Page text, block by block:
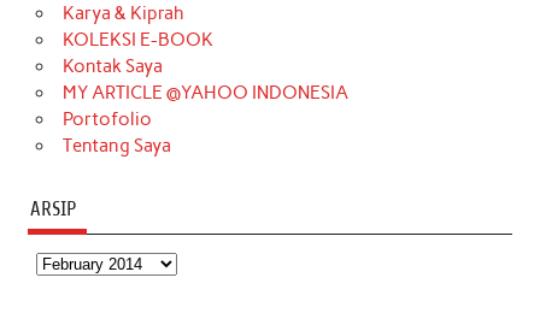
k
a
m
Karya & Kiprah
KOLEKSI E-BOOK
Kontak Saya
MY ARTICLE @YAHOO INDONESIA
Portofolio
Tentang Saya
ARSIP
Arsip